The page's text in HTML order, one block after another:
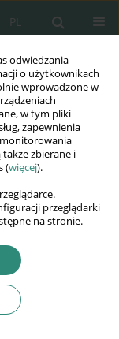
odwiedzania
o użytkownikach
wprowadzone w
w tym pliki
zapewnienia
także zbierane i
(więcej).
przeglądarki
na stronie.
PL
Magier